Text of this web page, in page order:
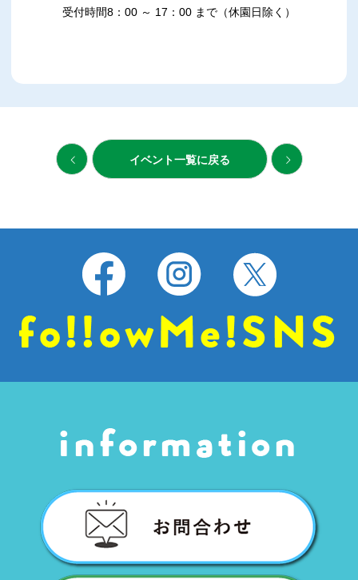
受付時間8：00 ～ 17：00 まで（休園日除く）
イベント一覧に戻る